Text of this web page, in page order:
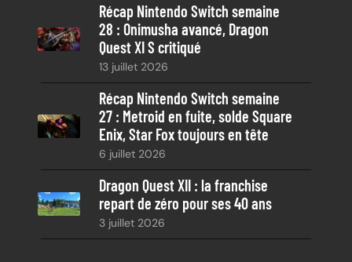
Récap Nintendo Switch semaine
28 : Onimusha avancé, Dragon
Quest XI S critiqué
13 juillet 2026
Récap Nintendo Switch semaine
27 : Metroid en fuite, solde Square
Enix, Star Fox toujours en tête
6 juillet 2026
Dragon Quest XII : la franchise
repart de zéro pour ses 40 ans
3 juillet 2026